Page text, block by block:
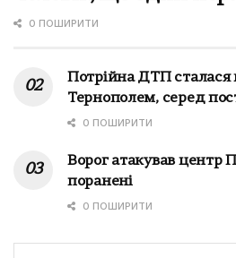
0 ПОШИРИТИ
Потрійна ДТП сталася
Тернополем, серед
0 ПОШИРИТИ
Ворог атакував центр
поранені
0 ПОШИРИТИ